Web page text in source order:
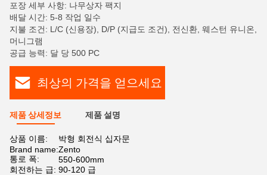
포장 세부 사항: 나무상자 팩지
배달 시간: 5-8 작업 일수
지불 조건: L/C (신용장), D/P (지급도 조건), 전신환, 웨스턴 유니온,
머니그램
공급 능력: 달 당 500 PC
최상의 가격을 얻으세요
제품 상세정보 제품 설명
상품 이름:
박형 회전식 십자문
Brand name:Zento
통로 폭:
550-600mm
회전하는 급: 90-120 급